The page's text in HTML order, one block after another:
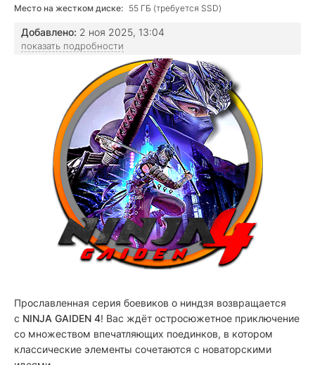
Место на жестком диске: 55 ГБ (требуется SSD)
Добавлено: 2 ноя 2025, 13:04
показать подробности
Прославленная серия боевиков о ниндзя возвращается
с NINJA GAIDEN 4! Вас ждёт остросюжетное приключение
со множеством впечатляющих поединков, в котором
классические элементы сочетаются с новаторскими